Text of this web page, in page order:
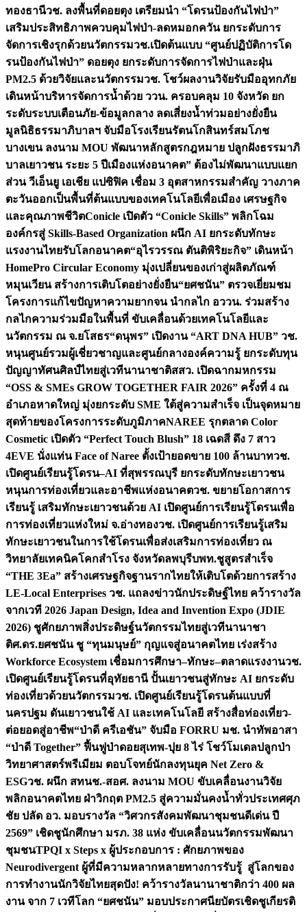
ทองธานีวช. ลงพื้นที่ดอยตุง เตรียมนำ “โดรนป้องกันไฟป่า”
เสริมประสิทธิภาพควบคุมไฟป่า-ลดหมอกควัน ยกระดับการ
จัดการเชิงรุกด้วยนวัตกรรมวช.เปิดต้นแบบ “ศูนย์ปฏิบัติการโด
รนป้องกันไฟป่า” ดอยตุง ยกระดับการจัดการไฟป่าและฝุ่น
PM2.5 ด้วยวิจัยและนวัตกรรมวช. โชว์ผลงานวิจัยรับมืออุทกภัย
เดินหน้าบริหารจัดการน้ำด้วย ววน. ครอบคลุม 10 จังหวัด ยก
ระดับระบบเตือนภัย-ข้อมูลกลาง ลดเสี่ยงน้ำท่วมอย่างยั่งยืน
มูลนิธิธรรมาภิบาลฯ จับมือโรงเรียนรัตนโกสินทร์สมโภช
บางเขน ลงนาม MOU พัฒนาหลักสูตรกฎหมาย ปลูกฝังธรรมาภิ
บาลเยาวชน ระยะ 5 ปีเมืองแห่งอนาคต” ต้องไม่พัฒนาแบบแยก
ส่วน วีเอ็นยู เอเชีย แปซิฟิค เชื่อม 3 อุตสาหกรรมสำคัญ วางภาค
ตะวันออกเป็นพื้นที่ต้นแบบของเทคโนโลยีเพื่อเมือง เศรษฐกิจ
และคุณภาพชีวิตConicle เปิดตัว “Conicle Skills” พลิกโฉม
องค์กรสู่ Skills-Based Organization ผนึก AI ยกระดับทักษะ
แรงงานไทยรับโลกอนาคต“อุไรวรรณ ตันติพิริยะกิจ” เดินหน้า
HomePro Circular Economy มุ่งเปลี่ยนของเก่าสู่ผลิตภัณฑ์
หมุนเวียน สร้างการเติบโตอย่างยั่งยืน“ยศชนัน” ตรวจเยี่ยมชม
โครงการแก้ไขปัญหาความยากจน นำกลไก อววน. ร่วมสร้าง
กลไกความร่วมมือในพื้นที่ ขับเคลื่อนด้วยเทคโนโลยีและ
นวัตกรรม ณ จ.ยโสธร“ดนุพร” เปิดงาน “ART DNA HUB” วช.
หนุนศูนย์รวมผู้เชี่ยวชาญและศูนย์กลางองค์ความรู้ ยกระดับทุน
ปัญญาทัศนศิลป์ไทยสู่เวทีนานาชาติสสว. เปิดฉากมหกรรม
“OSS & SMEs GROW TOGETHER FAIR 2026” ครั้งที่ 4 ณ
อำเภอหาดใหญ่ มุ่งยกระดับ SME ใต้สู่ความสำเร็จ เป็นจุดหมาย
สุดท้ายของโครงการระดับภูมิภาคNAREE รุกตลาด Color
Cosmetic เปิดตัว “Perfect Touch Blush” 18 เฉดสี ดึง 7 สาว
4EVE นั่งแท่น Face of Naree ตั้งเป้ายอดขาย 100 ล้านบาทวช.
เปิดศูนย์เรียนรู้โดรน–AI ที่สุพรรณบุรี ยกระดับทักษะเยาวชน
หนุนการท่องเที่ยวและอาชีพแห่งอนาคตวช. ขยายโอกาสการ
เรียนรู้ เสริมทักษะเยาวชนด้วย AI เปิดศูนย์การเรียนรู้โดรนเพื่อ
การท่องเที่ยวแห่งใหม่ จ.อ่างทองวช. เปิดศูนย์การเรียนรู้เสริม
ทักษะเยาวชนในการใช้โดรนเพื่อส่งเสริมการท่องเที่ยว ณ
วิทยาลัยเทคนิคโคกสำโรง จังหวัดลพบุรีบพท.ชูสูตรสำเร็จ
“THE 3Ea” สร้างเศรษฐกิจฐานรากไทยให้เติบโตด้วยการสร้าง
LE-Local Enterprises วช. แถลงข่าวนักประดิษฐ์ไทย คว้ารางวัล
จากเวที 2026 Japan Design, Idea and Invention Expo (JDIE
2026) ชูศักยภาพสิ่งประดิษฐ์นวัตกรรมไทยสู่เวทีนานาชา
ติศ.ดร.ยศชนัน ชู “ทุนมนุษย์” กุญแจสู่อนาคตไทย เร่งสร้าง
Workforce Ecosystem เชื่อมการศึกษา–ทักษะ–ตลาดแรงงานวช.
เปิดศูนย์เรียนรู้โดรนที่อุทัยธานี ปั้นเยาวชนสู่ทักษะ AI ยกระดับ
ท่องเที่ยวด้วยนวัตกรรมวช. เปิดศูนย์เรียนรู้โดรนต้นแบบที่
นครปฐม ดันเยาวชนใช้ AI และเทคโนโลยี สร้างสื่อท่องเที่ยว-
ต่อยอดสู่อาชีพ“ป่าดี ครีเอชัน” จับมือ FORRU มช. นำทัพอาสา
“ป่าดี Together” ฟื้นฟูป่าดอยสุเทพ-ปุย 8 ไร่ โชว์โมเดลปลูกป่า
วิทยาศาสตร์พรีเมียม ตอบโจทย์นักลงทุนยุค Net Zero &
ESGวช. ผนึก สทนช.-สอศ. ลงนาม MOU ขับเคลื่อนงานวิจัย
พลิกอนาคตไทย ฝ่าวิกฤต PM2.5 สู่ความมั่นคงน้ำทั่วประเทศศุภ
ชัย ปลัด อว. มอบรางวัล “วิศวกรสังคมพัฒนาชุมชนดีเด่น ปี
2569” เชิดชูนักศึกษา มรภ. 38 แห่ง ขับเคลื่อนนวัตกรรมพัฒนา
ชุมชนTPQI x Steps x ผู้ประกอบการ : ศักยภาพของ
Neurodivergent ผู้ที่มีความหลากหลายทางการรับรู้ สู่โลกของ
การทำงานนักวิจัยไทยสุดปัง! คว้ารางวัลนานาชาติกว่า 400 ผล
งาน จาก 7 เวทีโลก “ยศชนัน” มอบประกาศนียบัตรเชิดชูเกียรติ